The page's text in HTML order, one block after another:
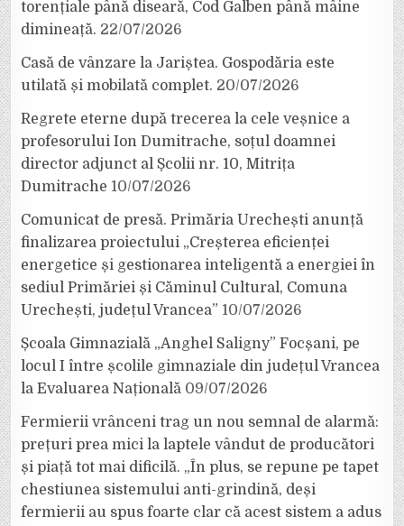
torențiale până diseară, Cod Galben până mâine
dimineață. 22/07/2026
Casă de vânzare la Jariștea. Gospodăria este
utilată și mobilată complet. 20/07/2026
Regrete eterne după trecerea la cele veșnice a
profesorului Ion Dumitrache, soțul doamnei
director adjunct al Școlii nr. 10, Mitrița
Dumitrache 10/07/2026
Comunicat de presă. Primăria Urechești anunță
finalizarea proiectului „Creșterea eficienței
energetice și gestionarea inteligentă a energiei în
sediul Primăriei și Căminul Cultural, Comuna
Urechești, județul Vrancea” 10/07/2026
Școala Gimnazială „Anghel Saligny” Focșani, pe
locul I între școlile gimnaziale din județul Vrancea
la Evaluarea Națională 09/07/2026
Fermierii vrânceni trag un nou semnal de alarmă:
prețuri prea mici la laptele vândut de producători
și piață tot mai dificilă. „În plus, se repune pe tapet
chestiunea sistemului anti-grindină, deși
fermierii au spus foarte clar că acest sistem a adus